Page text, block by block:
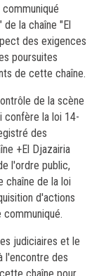
communiqué
la chaîne "El
des exigences
poursuites
de cette chaîne.
de la scène
confère la loi 14-
des
+El Djazairia
l'ordre public,
chaîne de la loi
d'actions
communiqué.
judiciaires et le
l'encontre des